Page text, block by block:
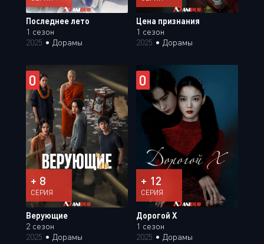
Последнее лето
1 сезон
2025 • Дорамы
Цена признания
1 сезон
2025 • Дорамы
0
+ 8
СЕРИЯ
Верующие
2 сезон
2025 • Дорамы
0
+ 12
СЕРИЯ
Дорогой Х
1 сезон
2025 • Дорамы